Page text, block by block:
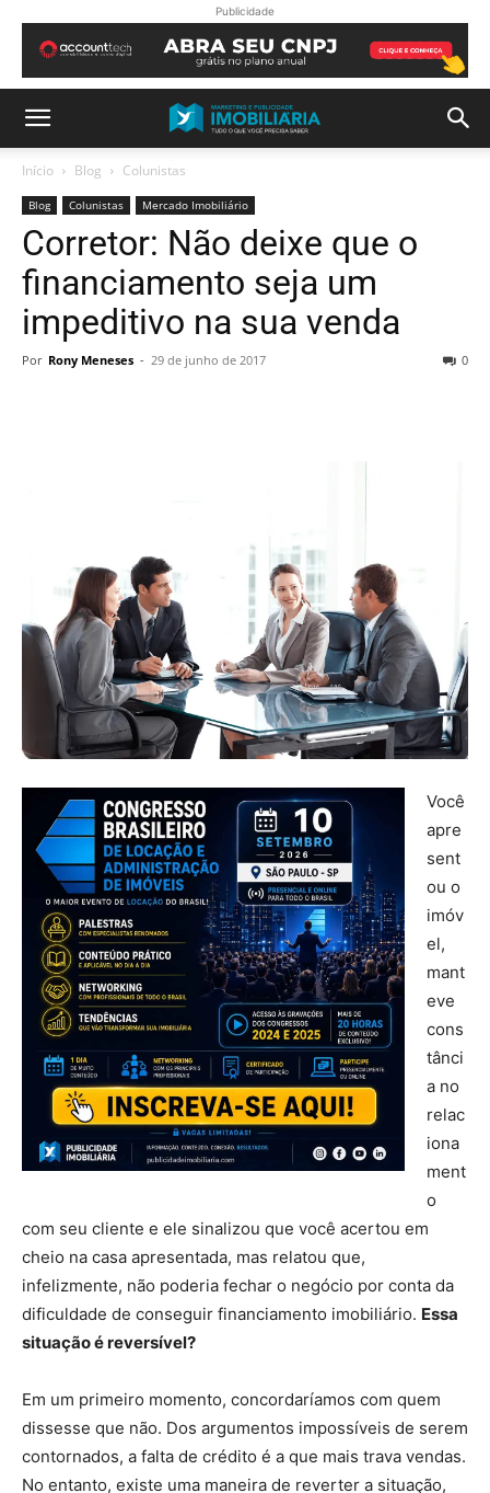
Publicidade
Início Blog Colunistas
Blog Colunistas Mercado Imobiliário
Corretor: Não deixe que o
financiamento seja um
impeditivo na sua venda
Por Rony Meneses - 29 de junho de 2017 0
Você
apre
sent
ou o
imóv
el,
mant
eve
cons
tânci
a no
relac
iona
ment
o
com seu cliente e ele sinalizou que você acertou em
cheio na casa apresentada, mas relatou que,
infelizmente, não poderia fechar o negócio por conta da
dificuldade de conseguir financiamento imobiliário. Essa
situação é reversível?
Em um primeiro momento, concordaríamos com quem
dissesse que não. Dos argumentos impossíveis de serem
contornados, a falta de crédito é a que mais trava vendas.
No entanto, existe uma maneira de reverter a situação,